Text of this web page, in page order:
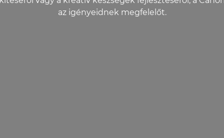
az igényeidnek megfelelőt.